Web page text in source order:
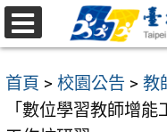
跳
至
要首頁 > 校園公告 > 教
「數位學習教師增
選
單